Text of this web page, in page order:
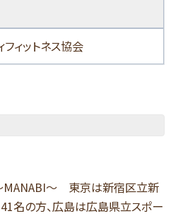
フィットネス協会
～ 東京は新宿区立新
名の方、広島は広島県立スポー